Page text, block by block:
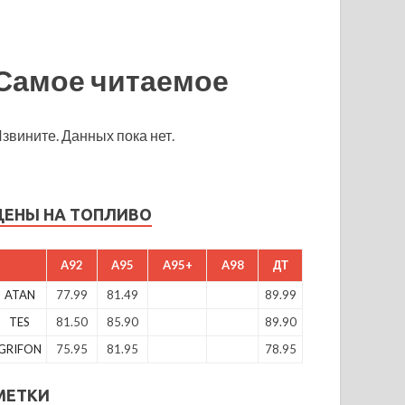
читаемое
Данных пока нет.
НА ТОПЛИВО
A92 A95 A95+ A98 ДТ
ATAN 77.99 81.49
89.99
TES
81.50 85.90
89.90
75.95 81.95 78.95